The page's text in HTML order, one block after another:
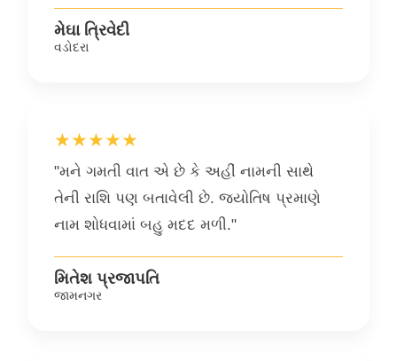
મેઘા ત્રિવેદી
વડોદરા
★★★★★
"મને ગમતી વાત એ છે કે અહીં નામની સાથે
તેની રાશિ પણ બતાવેલી છે. જ્યોતિષ પ્રમાણે
નામ શોધવામાં બહુ મદદ મળી."
મિતેશ પ્રજાપતિ
જામનગર